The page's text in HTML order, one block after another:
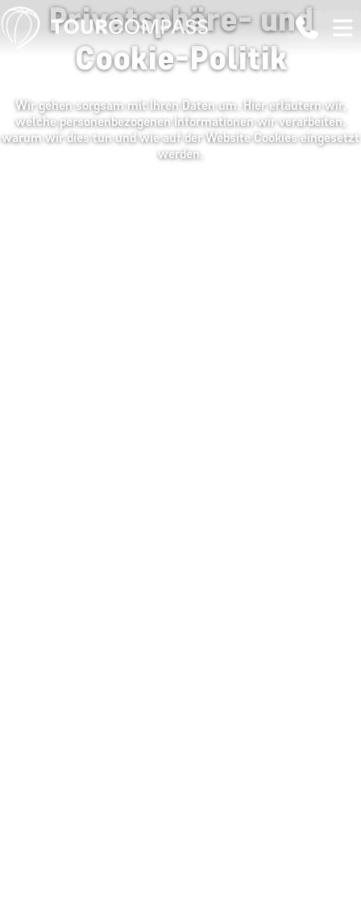
Privatsphäre- und
Cookie-Politik
Wir gehen sorgsam mit Ihren Daten um. Hier erläutern wir,
welche personenbezogenen Informationen wir verarbeiten,
warum wir dies tun und wie auf der Website Cookies eingesetzt
werden.